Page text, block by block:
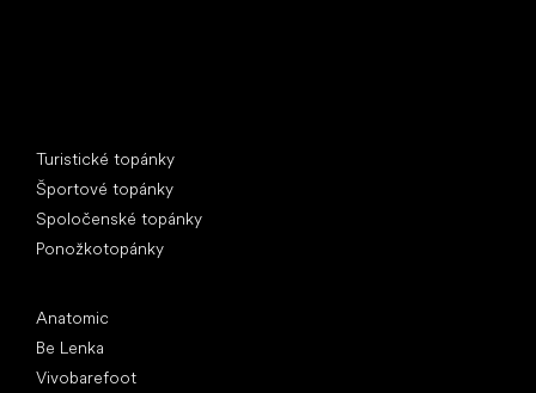
Turistické topánky
Športové topánky
Spoločenské topánky
Ponožkotopánky
Anatomic
Be Lenka
Vivobarefoot